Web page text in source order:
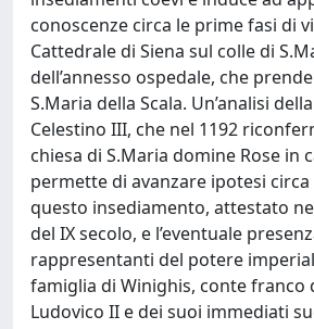
conoscenze circa le prime fasi di
Cattedrale di Siena sul colle di
dell’annesso ospedale, che
S.Maria della Scala. Un’analisi
Celestino III, che nel 1192
chiesa di S.Maria domine Rose in
permette di avanzare ipotesi
questo insediamento, attestato
del IX secolo, e l’eventuale
rappresentanti del potere
famiglia di Winighis, conte franco
Ludovico II e dei suoi immediati